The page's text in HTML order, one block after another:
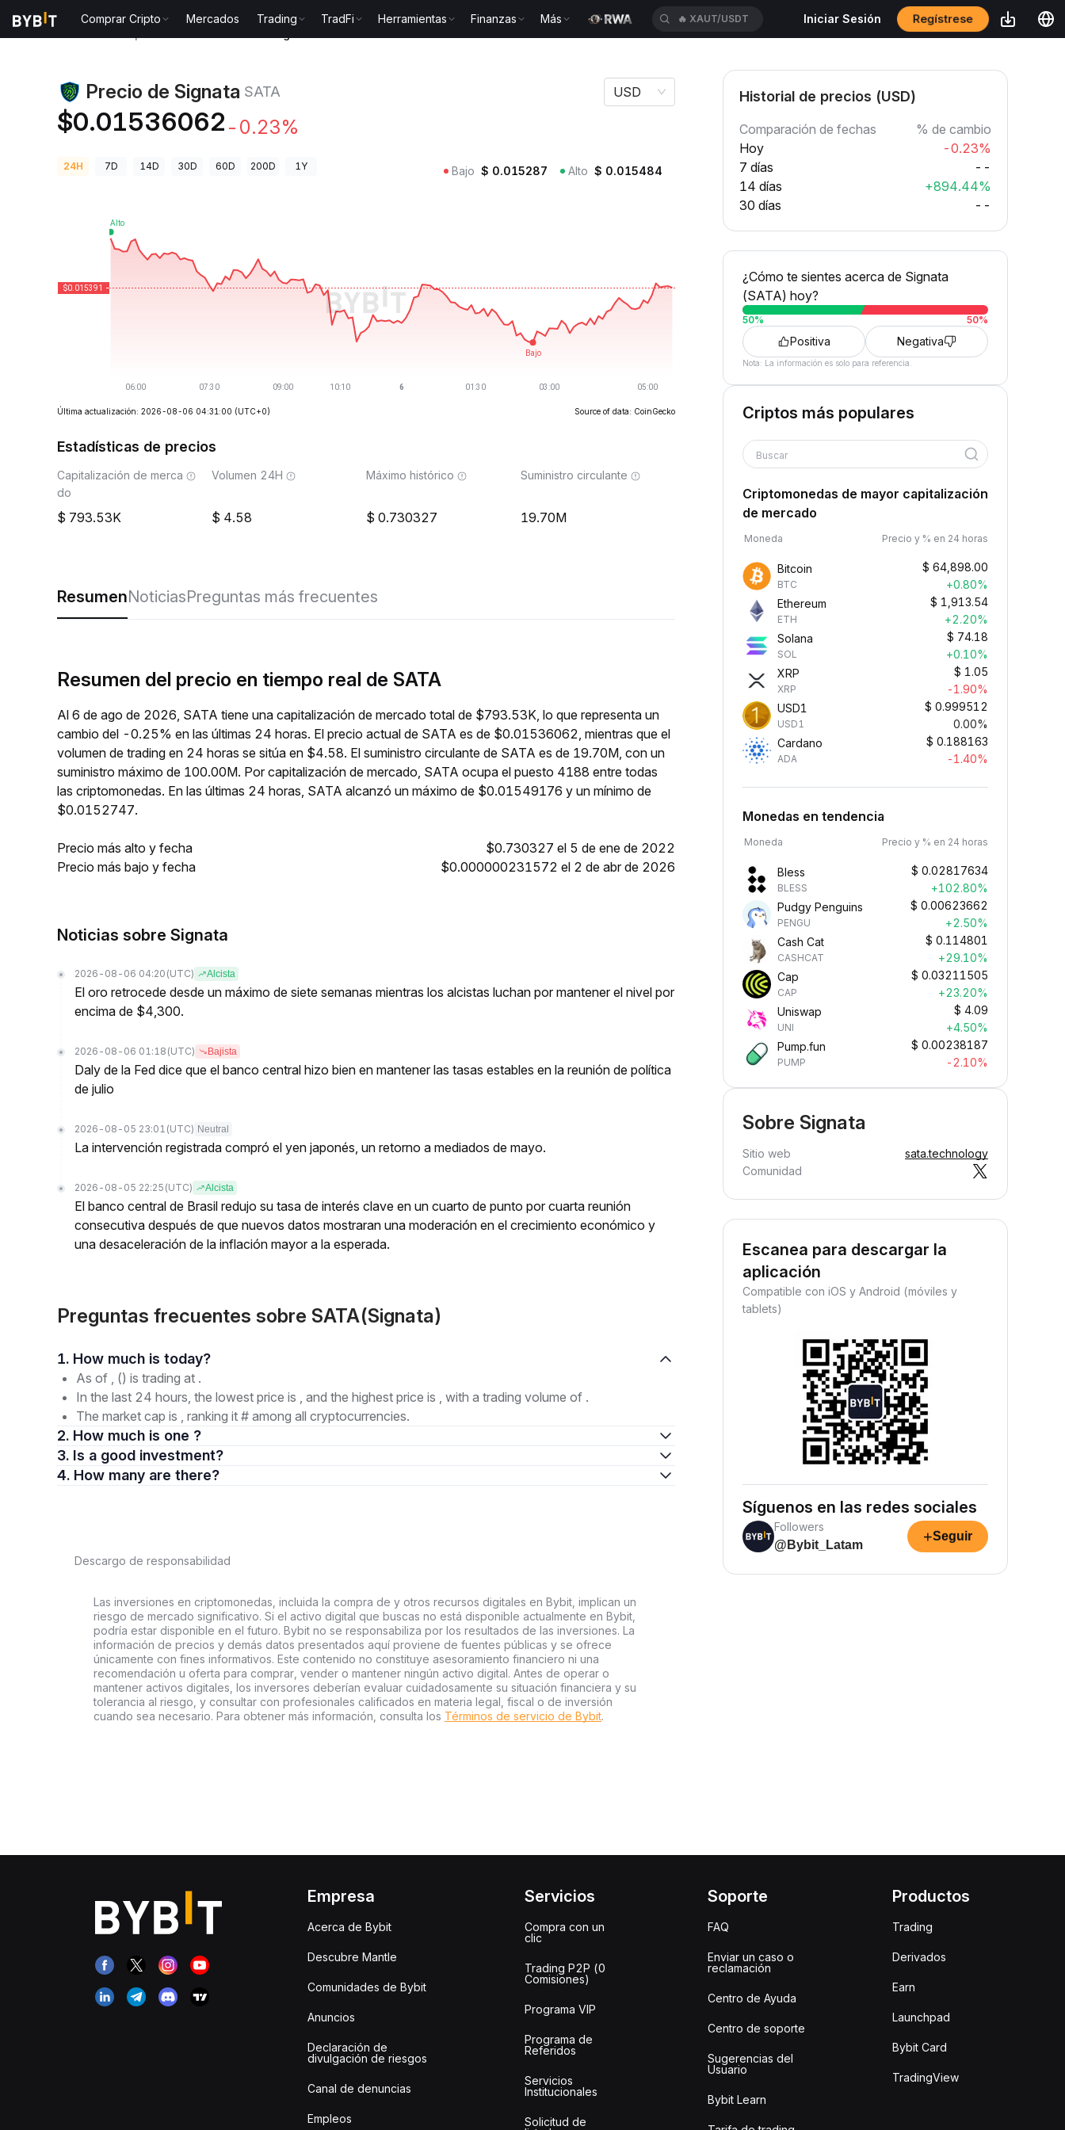
Comprar Cripto Mercados Trading TradFi Herramientas Finanzas Más 🔥 XAUUSDT Iniciar Sesión Regístrese
Precio de Signata SATA
$0.01536062 -0.23%
USD
24H 7D 14D 30D 60D 200D 1Y Bajo $ 0.015287 Alto $ 0.015484
Última actualización: 2026-08-06 04:31:00 (UTC+0) Source of data: CoinGecko
Estadísticas de precios
Capitalización de merca
do
793.53K
Volumen 24H
4.58
Máximo histórico
0.730327
Suministro circulante
19.70M
ResumenNoticiasPreguntas más frecuentes
Resumen del precio en tiempo real de SATA
Al 6 de ago de 2026, SATA tiene una capitalización de mercado total de $793.53K, lo que representa un
cambio del -0.25% en las últimas 24 horas. El precio actual de SATA es de $0.01536062, mientras que el
volumen de trading en 24 horas se sitúa en $4.58. El suministro circulante de SATA es de 19.70M, con un
suministro máximo de 100.00M. Por capitalización de mercado, SATA ocupa el puesto 4188 entre todas
las criptomonedas. En las últimas 24 horas, SATA alcanzó un máximo de $0.01549176 y un mínimo de
$0.0152747.
Precio más alto y fecha
$0.730327 el 5 de ene de 2022
Precio más bajo y fecha
$0.000000231572 el 2 de abr de 2026
Noticias sobre Signata
2026-08-06 04:20 (UTC) Alcista
El oro retrocede desde un máximo de siete semanas mientras los alcistas luchan por mantener el nivel por
encima de $4,300.
2026-08-06 01:18 (UTC) Bajista
Daly de la Fed dice que el banco central hizo bien en mantener las tasas estables en la reunión de política
de julio
2026-08-05 23:01 (UTC) Neutral
La intervención registrada compró el yen japonés, un retorno a mediados de mayo.
2026-08-05 22:25 (UTC) Alcista
El banco central de Brasil redujo su tasa de interés clave en un cuarto de punto por cuarta reunión
consecutiva después de que nuevos datos mostraran una moderación en el crecimiento económico y
una desaceleración de la inflación mayor a la esperada.
Preguntas frecuentes sobre SATA(Signata)
1. How much is today?
As of , () is trading at .
In the last 24 hours, the lowest price is , and the highest price is , with a trading volume of .
The market cap is , ranking it # among all cryptocurrencies.
2. How much is one ?
3. Is a good investment?
4. How many are there?
Descargo de responsabilidad
Las inversiones en criptomonedas, incluida la compra de y otros recursos digitales en Bybit, implican un
riesgo de mercado significativo. Si el activo digital que buscas no está disponible actualmente en Bybit,
podría estar disponible en el futuro. Bybit no se responsabiliza por los resultados de las inversiones. La
información de precios y demás datos presentados aquí proviene de fuentes públicas y se ofrece
únicamente con fines informativos. Este contenido no constituye asesoramiento financiero ni una
recomendación u oferta para comprar, vender o mantener ningún activo digital. Antes de operar o
mantener activos digitales, los inversores deberían evaluar cuidadosamente su situación financiera y su
tolerancia al riesgo, y consultar con profesionales calificados en materia legal, fiscal o de inversión
cuando sea necesario. Para obtener más información, consulta los Términos de servicio de Bybit.
Historial de precios (USD)
Comparación de fechas
% de cambio
Hoy
-0.23%
7 días
--
14 días
+894.44%
30 días
--
¿Cómo te sientes acerca de Signata
(SATA) hoy?
50% 50%
Positiva Negativa
Nota: La información es solo para referencia.
Criptos más populares
Buscar
Criptomonedas de mayor capitalización
de mercado
Moneda Precio y % en 24 horas
Bitcoin
BTC
$ 64,898.00
+0.80%
Ethereum
ETH
$ 1,913.54
+2.20%
Solana
SOL
$ 74.18
+0.10%
XRP
XRP
$ 1.05
-1.90%
USD1
USD1
$ 0.999512
0.00%
Cardano
ADA
$ 0.188163
-1.40%
Monedas en tendencia
Moneda Precio y % en 24 horas
Bless
BLESS
$ 0.02817634
+102.80%
Pudgy Penguins
PENGU
$ 0.00623662
+2.50%
Cash Cat
CASHCAT
$ 0.114801
+29.10%
Cap
CAP
$ 0.03211505
+23.20%
Uniswap
UNI
$ 4.09
+4.50%
Pump.fun
PUMP
$ 0.00238187
-2.10%
Sobre Signata
Sitio web
sata.technology
Comunidad
Escanea para descargar la
aplicación
Compatible con iOS y Android (móviles y
tablets)
Síguenos en las redes sociales
Followers
@Bybit_Latam
+Seguir
Empresa
Acerca de Bybit
Descubre Mantle
Comunidades de Bybit
Anuncios
Declaración de
divulgación de riesgos
Canal de denuncias
Empleos
Servicios
Compra con un
clic
Trading P2P (0
Comisiones)
Programa VIP
Programa de
Referidos
Servicios
Institucionales
Solicitud de
Soporte
FAQ
Enviar un caso o
reclamación
Centro de Ayuda
Centro de soporte
Sugerencias del
Usuario
Bybit Learn
Productos
Trading
Derivados
Earn
Launchpad
Bybit Card
TradingView